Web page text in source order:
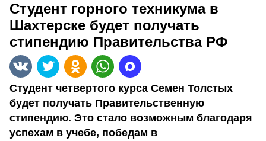
Студент горного техникума в
Шахтерске будет получать
стипендию Правительства РФ
Студент четвертого курса Семен Толстых
будет получать Правительственную
стипендию. Это стало возможным благодаря
успехам в учебе, победам в